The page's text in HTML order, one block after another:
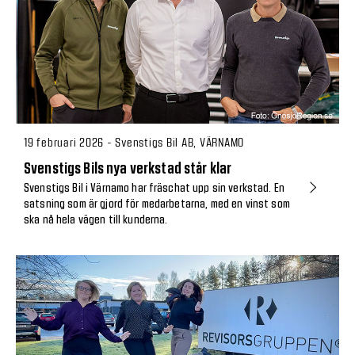
19 februari 2026 - Svenstigs Bil AB, VÄRNAMO
Svenstigs Bils nya verkstad står klar
Svenstigs Bil i Värnamo har fräschat upp sin verkstad. En
satsning som är gjord för medarbetarna, med en vinst som
ska nå hela vägen till kunderna.